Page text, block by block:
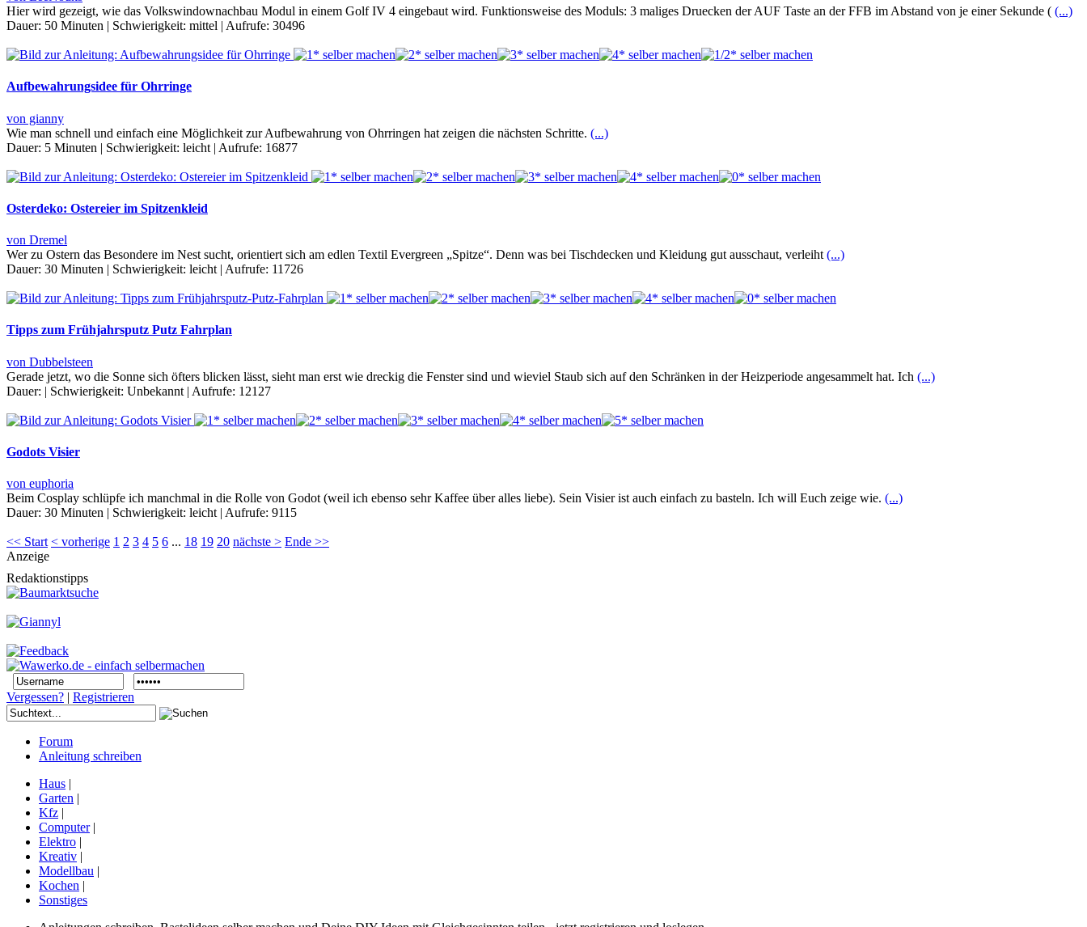
Hier wird gezeigt, wie das Volkswindownachbau Modul in einem Golf IV 4 eingebaut wird. Funktionsweise des Moduls: 3 maliges Druecken der AUF Taste an der FFB im Abstand von je einer Sekunde ( (...)
Dauer: 50 Minuten | Schwierigkeit: mittel | Aufrufe: 30496
Aufbewahrungsidee für Ohrringe
von gianny
Wie man schnell und einfach eine Möglichkeit zur Aufbewahrung von Ohrringen hat zeigen die nächsten Schritte. (...)
Dauer: 5 Minuten | Schwierigkeit: leicht | Aufrufe: 16877
Osterdeko: Ostereier im Spitzenkleid
von Dremel
Wer zu Ostern das Besondere im Nest sucht, orientiert sich am edlen Textil Evergreen „Spitze“. Denn was bei Tischdecken und Kleidung gut ausschaut, verleiht (...)
Dauer: 30 Minuten | Schwierigkeit: leicht | Aufrufe: 11726
Tipps zum Frühjahrsputz Putz Fahrplan
von Dubbelsteen
Gerade jetzt, wo die Sonne sich öfters blicken lässt, sieht man erst wie dreckig die Fenster sind und wieviel Staub sich auf den Schränken in der Heizperiode angesammelt hat. Ich (...)
Dauer: | Schwierigkeit: Unbekannt | Aufrufe: 12127
Godots Visier
von euphoria
Beim Cosplay schlüpfe ich manchmal in die Rolle von Godot (weil ich ebenso sehr Kaffee über alles liebe). Sein Visier ist auch einfach zu basteln. Ich will Euch zeige wie. (...)
Dauer: 30 Minuten | Schwierigkeit: leicht | Aufrufe: 9115
<< Start < vorherige 1 2 3 4 5 6 ... 18 19 20 nächste > Ende >>
Anzeige
Redaktionstipps
Vergessen? | Registrieren
Forum
Anleitung schreiben
Haus |
Garten |
Kfz |
Computer|
Elektro |
Kreativ |
Modellbau |
Kochen |
Sonstiges